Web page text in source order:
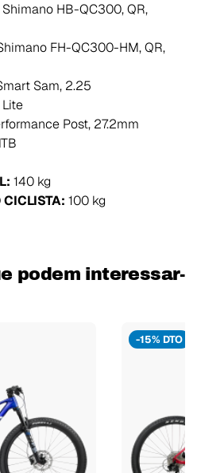
Shimano HB-QC300, QR,
FH-QC300-HM, QR,
Sam, 2.25
Post, 27.2mm
140 kg
100 kg
podem interessar-
-15% DTO